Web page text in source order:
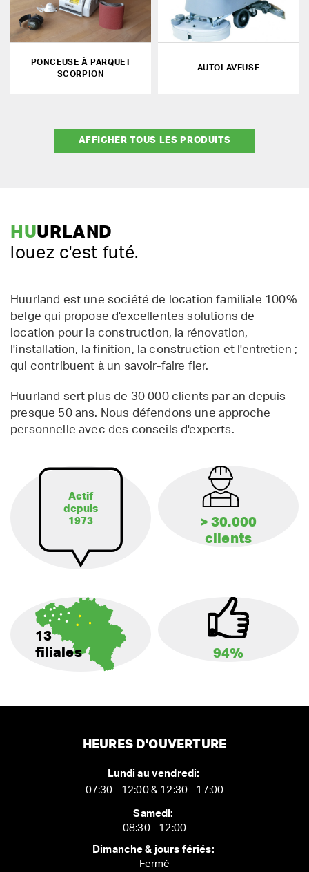
PONCEUSE À PARQUET
SCORPION
AUTOLAVEUSE
AFFICHER TOUS LES PRODUITS
HUURLAND
louez c'est futé.
Huurland est une société de location familiale 100%
belge qui propose d'excellentes solutions de
location pour la construction, la rénovation,
l'installation, la finition, la construction et l'entretien ;
qui contribuent à un savoir-faire fier.
Huurland sert plus de 30 000 clients par an depuis
presque 50 ans. Nous défendons une approche
personnelle avec des conseils d'experts.
Actif
depuis
1973
> 30.000
clients
13
filiales
94%
HEURES D'OUVERTURE
Lundi au vendredi:
07:30 - 12:00 & 12:30 - 17:00
Samedi:
08:30 - 12:00
Dimanche & jours fériés:
Fermé